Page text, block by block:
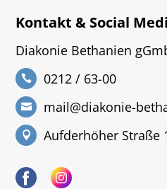
Kontakt & Social
Diakonie Bethanien
0212 / 63-00
mail@diakonie-
Aufderhöher Straße